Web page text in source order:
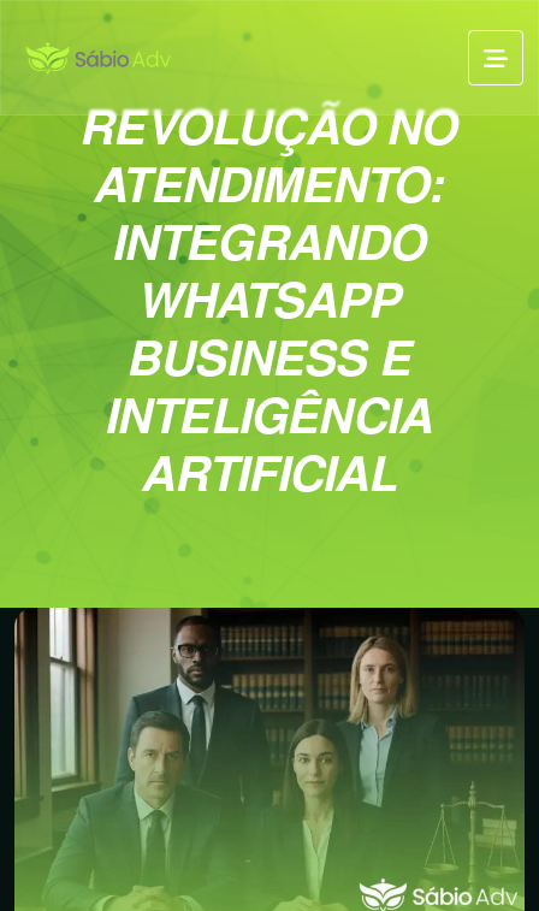
REVOLUÇÃO NO
ATENDIMENTO:
INTEGRANDO
WHATSAPP
BUSINESS E
INTELIGÊNCIA
ARTIFICIAL